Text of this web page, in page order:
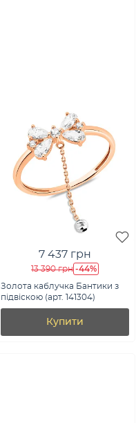
7 437 грн
13 390 грн -44%
Золота каблучка Бантики з
підвіскою (арт. 141304)
Купити